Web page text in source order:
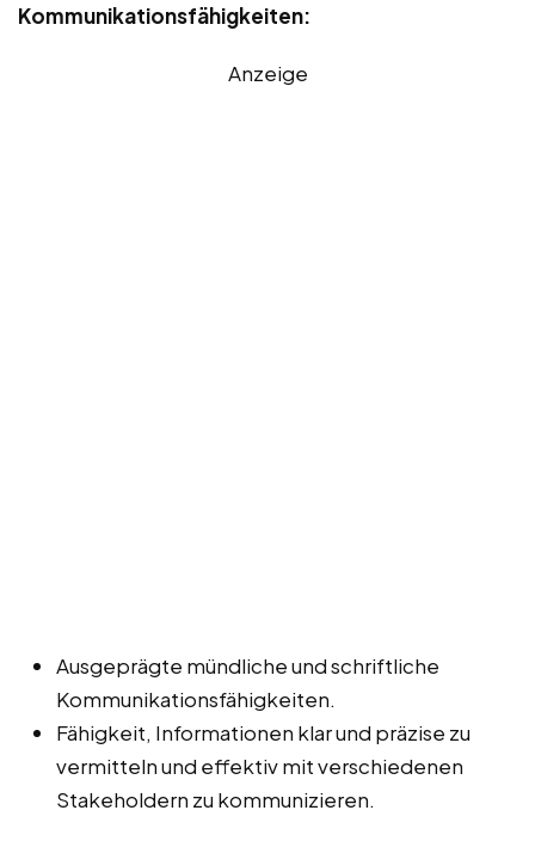
Kommunikationsfähigkeiten:
Anzeige
Ausgeprägte mündliche und schriftliche
Kommunikationsfähigkeiten.
Fähigkeit, Informationen klar und präzise zu
vermitteln und effektiv mit verschiedenen
Stakeholdern zu kommunizieren.